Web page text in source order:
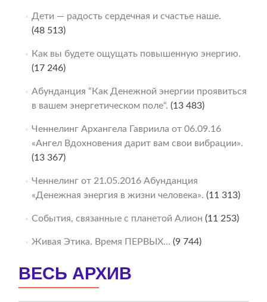
Дети — радость сердечная и счастье наше.
(48 513)
Как вы будете ощущать повышенную энергию.
(17 246)
Абунданция “Как Денежной энергии проявиться
в вашем энергетическом поле“. (13 483)
Ченнелинг Архангела Гавриила от 06.09.16
«Ангел Вдохновения дарит вам свои вибрации».
(13 367)
Ченнелинг от 21.05.2016 Абунданция
«Денежная энергия в жизни человека». (11 313)
События, связанные с планетой Алион (11 253)
Живая Этика. Время ПЕРВЫХ… (9 744)
ВЕСЬ АРХИВ